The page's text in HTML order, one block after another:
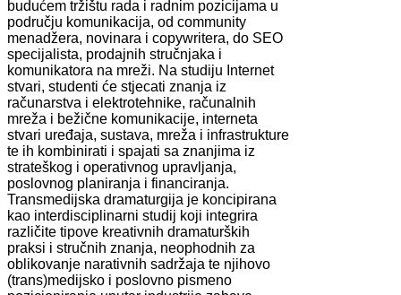
budućem tržištu rada i radnim pozicijama u
području komunikacija, od community
menadžera, novinara i copywritera, do SEO
specijalista, prodajnih stručnjaka i
komunikatora na mreži. Na studiju Internet
stvari, studenti će stjecati znanja iz
računarstva i elektrotehnike, računalnih
mreža i bežične komunikacije, interneta
stvari uređaja, sustava, mreža i infrastrukture
te ih kombinirati i spajati sa znanjima iz
strateškog i operativnog upravljanja,
poslovnog planiranja i financiranja.
Transmedijska dramaturgija je koncipirana
kao interdisciplinarni studij koji integrira
različite tipove kreativnih dramaturških
praksi i stručnih znanja, neophodnih za
oblikovanje narativnih sadržaja te njihovo
(trans)medijsko i poslovno pismeno